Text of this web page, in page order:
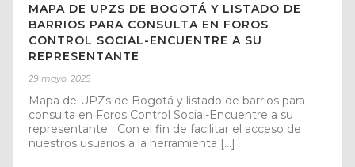
MAPA DE UPZS DE BOGOTÁ Y LISTADO DE
BARRIOS PARA CONSULTA EN FOROS
CONTROL SOCIAL-ENCUENTRE A SU
REPRESENTANTE
29 mayo, 2025
Mapa de UPZs de Bogotá y listado de barrios para
consulta en Foros Control Social-Encuentre a su
representante Con el fin de facilitar el acceso de
nuestros usuarios a la herramienta [...]